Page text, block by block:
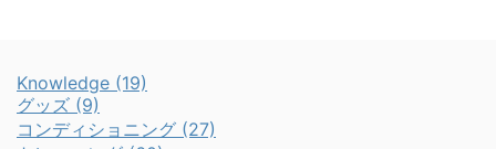
Knowledge (19)
グッズ (9)
コンディショニング (27)